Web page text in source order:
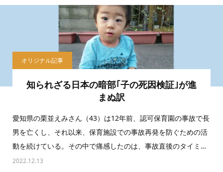
オリジナル記事
知られざる日本の暗部｢子の死因検証｣が進
まぬ訳
愛知県の栗並えみさん（43）は12年前、認可保育園の事故で長
男を亡くし、それ以来、保育施設での事故再発を防ぐための活
動を続けている。その中で痛感したのは、事故直後のタイミ…
2022.12.13